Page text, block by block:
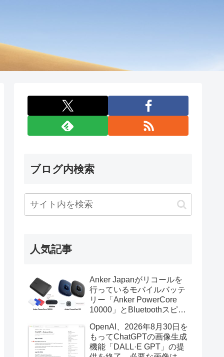
ブログ内検索
人気記事
Anker Japanがリコールを
行っているモバイルバッテ
リー「Anker PowerCore
10000」とBluetoothスピー
辺を焼損する火災が6月に3
件発生していたそうなので
注意を。
OpenAI、2026年8月30日を
もってChatGPTの画像生成
機能「DALL·E GPT」の提